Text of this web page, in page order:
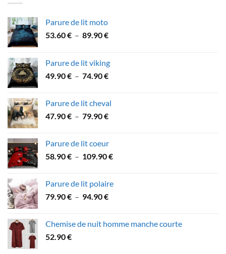
Parure de lit moto
53.60€ – 89.90€Plage
53.60 €
à
Parure de lit viking
49.90€ – 74.90€Plage
49.90 €
à
Parure de lit cheval
47.90€ – 79.90€Plage
à
Parure de lit coeur
58.90€ – 109.90€Plage
58.90 €
Parure de lit polaire
79.90€ – 94.90€Plage
79.90 €
Chemise de nuit homme manche courte
52.90€